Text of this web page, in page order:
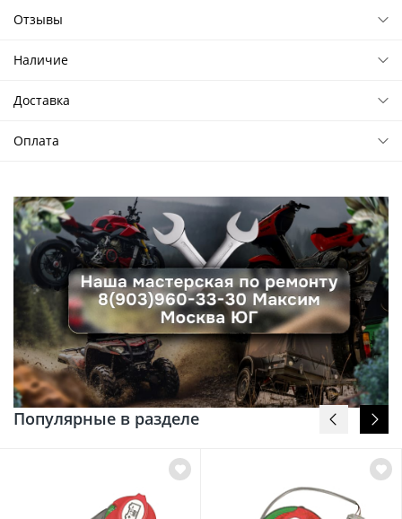
Отзывы
Наличие
Доставка
Оплата
Популярные в разделе